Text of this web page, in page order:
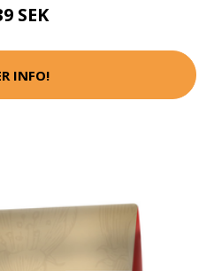
SEK
INFO!